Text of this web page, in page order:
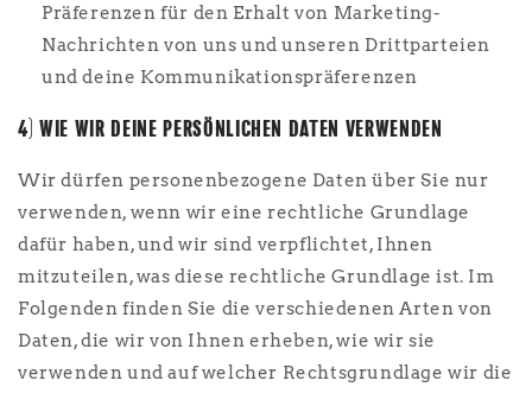
Präferenzen für den Erhalt von Marketing-
Nachrichten von uns und unseren Drittparteien
und deine Kommunikationspräferenzen
4) WIE WIR DEINE PERSÖNLICHEN DATEN VERWENDEN
Wir dürfen personenbezogene Daten über Sie nur
verwenden, wenn wir eine rechtliche Grundlage
dafür haben, und wir sind verpflichtet, Ihnen
mitzuteilen, was diese rechtliche Grundlage ist. Im
Folgenden finden Sie die verschiedenen Arten von
Daten, die wir von Ihnen erheben, wie wir sie
verwenden und auf welcher Rechtsgrundlage wir die